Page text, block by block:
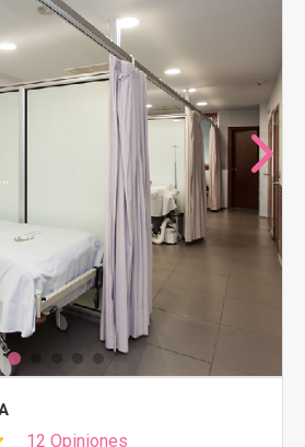
12 Opiniones